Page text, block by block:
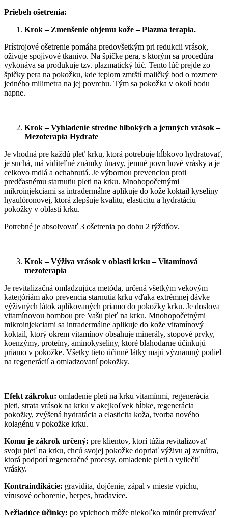
Priebeh ošetrenia:
Krok – Zmenšenie objemu kože – Plazma terapia.
Prístrojové ošetrenie pomáha predovšetkým pri redukcii vrások,
oživuje spojivové tkanivo. Na špičke pera, s ktorým sa procedúra
vykonáva sa produkuje tzv. plazmatický lúč. Tento lúč prejde zo
špičky pera na pokožku, kde teplom zmrští maličký bod o rozmere
jedného milimetra na jej povrchu. Tým sa pokožka v okolí bodu
napne.
Krok – Vyhladenie stredne hlbokých a jemných vrások –
Mezoterapia Hydrate
Je vhodná pre každú pleť krku, ktorá potrebuje hĺbkovo hydratovať,
je suchá, má viditeľné známky únavy, jemné povrchové vrásky a je
celkovo mdlá a ochabnutá. Je výbornou prevenciou proti
predčasnému starnutiu pleti na krku. Mnohopočetnými
mikroinjekciami sa intradermálne aplikuje do kože koktail kyseliny
hyaulóronovej, ktorá zlepšuje kvalitu, elasticitu a hydratáciu
pokožky v oblasti krku.
Potrebné je absolvovať 3 ošetrenia po dobu 2 týždňov.
Krok – Výživa vrások v oblasti krku – Vitamínová
mezoterapia
Je revitalizačná omladzujúca metóda, určená všetkým vekovým
kategóriám ako prevencia starnutia krku vďaka extrémnej dávke
výživných látok aplikovaných priamo do pokožky krku. Je doslova
vitamínovou bombou pre Vašu pleť na krku. Mnohopočetnými
mikroinjekciami sa intradermálne aplikuje do kože vitamínový
koktail, ktorý okrem vitamínov obsahuje minerály, stopové prvky,
koenzýmy, proteíny, aminokyseliny, ktoré blahodarne účinkujú
priamo v pokožke. Všetky tieto účinné látky majú významný podiel
na regenerácií a omladzovaní pokožky.
Efekt zákroku: omladenie pleti na krku vitamínmi, regenerácia
pleti, strata vrások na krku v akejkoľvek hĺbke, regenerácia
pokožky, zvýšená hydratácia a elasticita koža, tvorba nového
kolagénu v pokožke krku.
Komu je zákrok určený: pre klientov, ktorí túžia revitalizovať
svoju pleť na krku, chcú svojej pokožke dopriať výživu aj zvnútra,
ktorá podporí regeneračné procesy, omladenie pleti a vyliečiť
vrásky.
Kontraindikácie: gravidita, dojčenie, zápal v mieste vpichu,
vírusové ochorenie, herpes, bradavice.
Nežiadúce účinky: po vpichoch môže niekoľko minút pretrvávať